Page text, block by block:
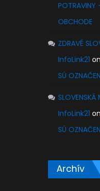
POTRAVINY
OBCHODE
ZDRAVÉ
InfoLink21
SÚ
SLOVENSKÁ
InfoLink21
SÚ
Archív